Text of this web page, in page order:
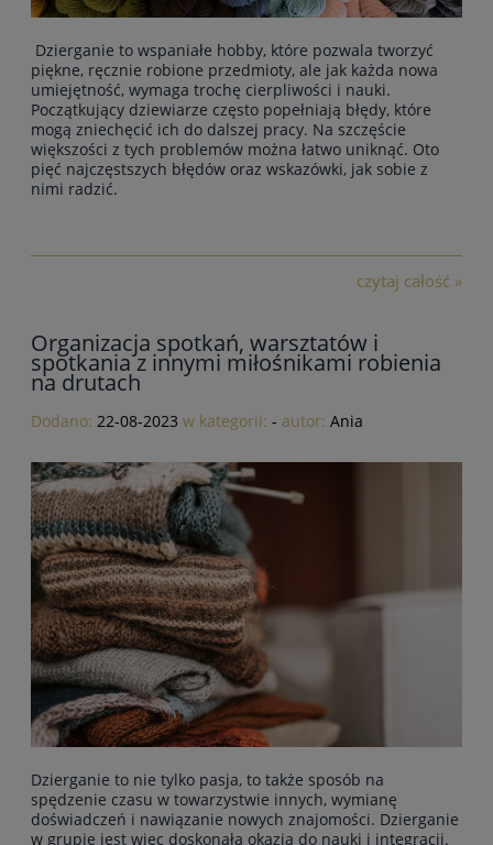
Dzierganie to wspaniałe hobby, które pozwala tworzyć
piękne, ręcznie robione przedmioty, ale jak każda nowa
umiejętność, wymaga trochę cierpliwości i nauki.
Początkujący dziewiarze często popełniają błędy, które
mogą zniechęcić ich do dalszej pracy. Na szczęście
większości z tych problemów można łatwo uniknąć. Oto
pięć najczęstszych błędów oraz wskazówki, jak sobie z
nimi radzić.
czytaj całość »
Organizacja spotkań, warsztatów i
spotkania z innymi miłośnikami robienia
na drutach
Dodano: 22-08-2023 w kategorii: - autor: Ania
Dzierganie to nie tylko pasja, to także sposób na
spędzenie czasu w towarzystwie innych, wymianę
doświadczeń i nawiązanie nowych znajomości. Dzierganie
w grupie jest więc doskonałą okazją do nauki i integracji.